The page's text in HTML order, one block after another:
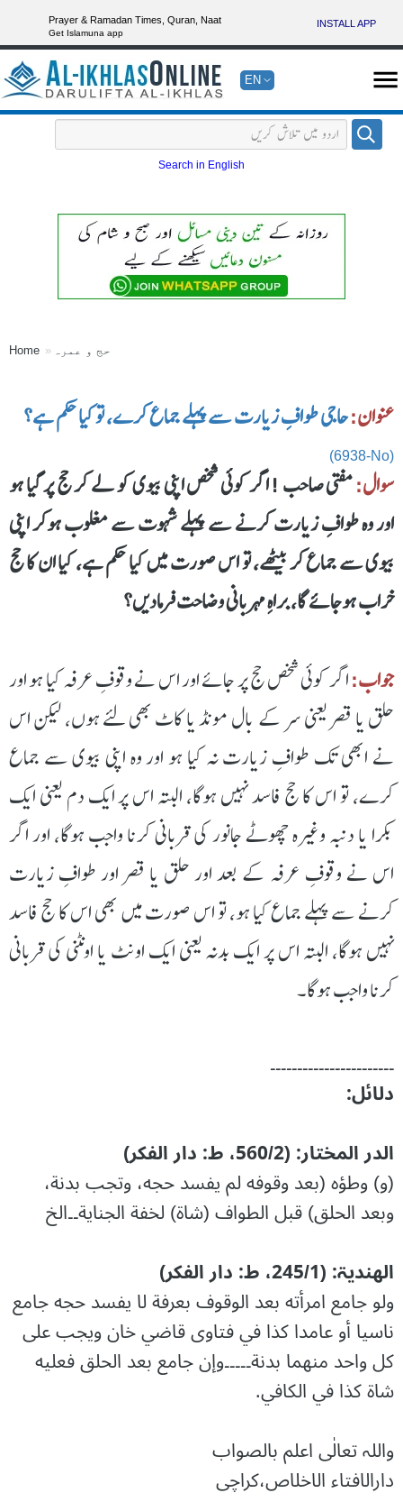
Prayer & Ramadan Times, Quran, Naat
Get Islamuna app
INSTALL APP
EN
Search in English
Home حج و عمرہ
عنوان:حاجی طوافِ زیارت سے پہلے جماع کرے، تو کیا حکم ہے؟
(6938-No)
سوال:مفتی صاحب ! اگر کوئی شخص اپنی بیوی کو لے کر حج پر گیا ہو
اور وہ طوافِ زیارت کرنے سے پہلے شہوت سے مغلوب ہوکر اپنی
بیوی سے جماع کر بیٹھے، تو اس صورت میں کیا حکم ہے، کیا ان کا حج
خراب ہوجائے گا، براہِ مہربانی وضاحت فرمادیں؟
جواب:اگر کوئی شخص حج پر جائے اور اس نے وقوفِ عرفہ کیا ہو اور
حلق یا قصر یعنی سر کے بال مونڈ یا کاٹ بھی لئے ہوں، لیکن اس
نے ابھی تک طوافِ زیارت نہ کیا ہو اور وہ اپنی بیوی سے جماع
کرے، تو اس کا حج فاسد نہیں ہوگا، البتہ اس پر ایک دم یعنی ایک
بکرا یا دنبہ وغیرہ چھوٹے جانور کی قربانی کرنا واجب ہوگا، اور اگر
اس نے وقوفِ عرفہ کے بعد اور حلق یا قصر اور طوافِ زیارت
کرنے سے پہلے جماع کیا ہو، تو اس صورت میں بھی اس کا حج فاسد
نہیں ہوگا، البتہ اس پر ایک بدنہ یعنی ایک اونٹ یا اونٹنی کی قربانی
کرنا واجب ہوگا۔
۔۔۔۔۔۔۔۔۔۔۔۔۔۔۔۔۔۔۔۔۔۔۔
دلائل:
الدر المختار: (560/2، ط: دار الفکر)
(و) وطؤه (بعد وقوفه لم يفسد حجه، وتجب بدنة،
وبعد الحلق) قبل الطواف (شاة) لخفة الجناية۔۔الخ
الھندیۃ: (245/1، ط: دار الفکر)
ولو جامع امرأته بعد الوقوف بعرفة لا يفسد حجه جامع
ناسيا أو عامدا كذا في فتاوى قاضي خان ويجب على
كل واحد منهما بدنة۔۔۔۔۔وإن جامع بعد الحلق فعليه
شاة كذا في الكافي.
واللہ تعالٰی اعلم بالصواب
دارالافتاء الاخلاص،کراچی